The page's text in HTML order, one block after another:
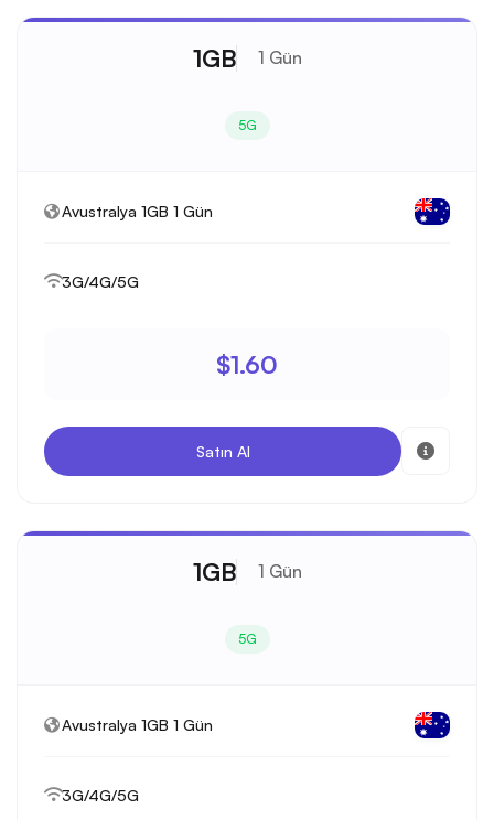
1GB 1 Gün
5G
Avustralya 1GB 1 Gün
3G/4G/5G
$1.60
Satın Al
1GB 1 Gün
5G
Avustralya 1GB 1 Gün
3G/4G/5G